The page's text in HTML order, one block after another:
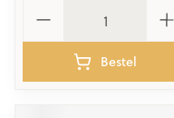
Bestel